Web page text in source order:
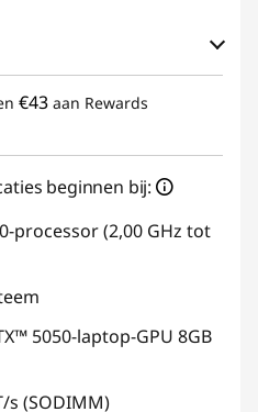
:-€ 305,18
€43 aan Rewards
beginnen bij:
processor (2,00 GHz tot
5050-laptop-GPU 8GB
s (SODIMM)